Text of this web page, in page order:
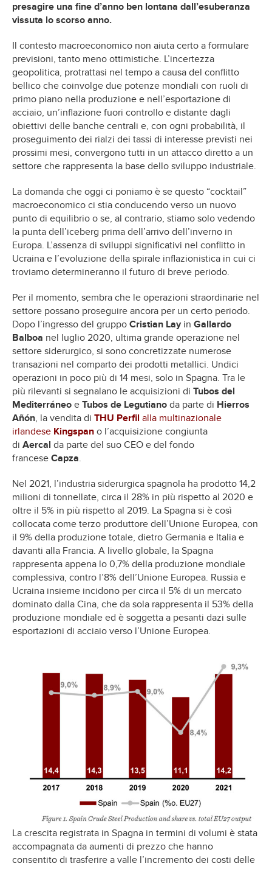
presagire una fine d’anno ben lontana dall’esuberanza
vissuta lo scorso anno.
Il contesto macroeconomico non aiuta certo a formulare
previsioni, tanto meno ottimistiche. L’incertezza
geopolitica, protrattasi nel tempo a causa del conflitto
bellico che coinvolge due potenze mondiali con ruoli di
primo piano nella produzione e nell’esportazione di
acciaio, un’inflazione fuori controllo e distante dagli
obiettivi delle banche centrali e, con ogni probabilità, il
proseguimento dei rialzi dei tassi di interesse previsti nei
prossimi mesi, convergono tutti in un attacco diretto a un
settore che rappresenta la base dello sviluppo industriale.
La domanda che oggi ci poniamo è se questo “cocktail”
macroeconomico ci stia conducendo verso un nuovo
punto di equilibrio o se, al contrario, stiamo solo vedendo
la punta dell’iceberg prima dell’arrivo dell’inverno in
Europa. L’assenza di sviluppi significativi nel conflitto in
Ucraina e l’evoluzione della spirale inflazionistica in cui ci
troviamo determineranno il futuro di breve periodo.
Per il momento, sembra che le operazioni straordinarie nel
settore possano proseguire ancora per un certo periodo.
Dopo l’ingresso del gruppo Cristian Layin Gallardo
Balboa nel luglio 2020, ultima grande operazione nel
settore siderurgico, si sono concretizzate numerose
transazioni nel comparto dei prodotti metallici. Undici
operazioni in poco più di 14 mesi, solo in Spagna. Tra le
più rilevanti si segnalano le acquisizioni di Tubos del
Mediterráneo e Tubos de Legutiano da parte di Hierros
Añón, la vendita di THU Perfil alla multinazionale
irlandese Kingspan o l’acquisizione congiunta
di Aercal da parte del suo CEO e del fondo
francese Capza.
Nel 2021, l’industria siderurgica spagnola ha prodotto 14,2
milioni di tonnellate, circa il 28% in più rispetto al 2020 e
oltre il 5% in più rispetto al 2019. La Spagna si è così
collocata come terzo produttore dell’Unione Europea, con
il 9% della produzione totale, dietro Germania e Italia e
davanti alla Francia. A livello globale, la Spagna
rappresenta appena lo 0,7% della produzione mondiale
complessiva, contro l’8% dell’Unione Europea. Russia e
Ucraina insieme incidono per circa il 5% di un mercato
dominato dalla Cina, che da sola rappresenta il 53% della
produzione mondiale ed è soggetta a pesanti dazi sulle
esportazioni di acciaio verso l’Unione Europea.
La crescita registrata in Spagna in termini di volumi è stata
accompagnata da aumenti di prezzo che hanno
consentito di trasferire a valle l’incremento dei costi delle